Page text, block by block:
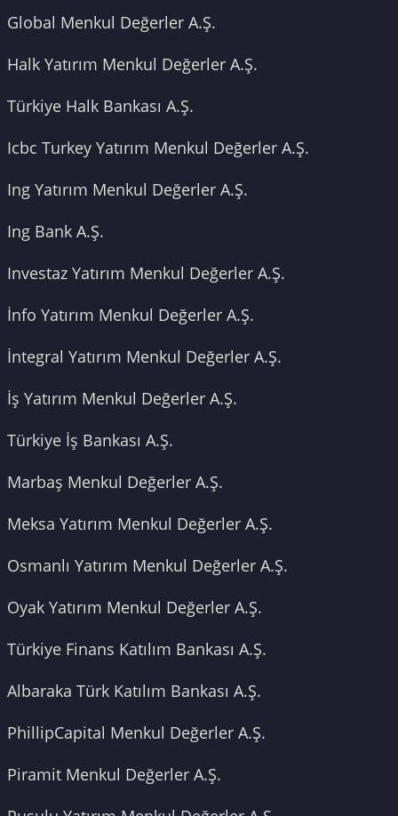
Global Menkul Değerler A.Ş.
Halk Yatırım Menkul Değerler A.Ş.
Türkiye Halk Bankası A.Ş.
Icbc Turkey Yatırım Menkul Değerler A.Ş.
Ing Yatırım Menkul Değerler A.Ş.
Ing Bank A.Ş.
Investaz Yatırım Menkul Değerler A.Ş.
İnfo Yatırım Menkul Değerler A.Ş.
İntegral Yatırım Menkul Değerler A.Ş.
İş Yatırım Menkul Değerler A.Ş.
Türkiye İş Bankası A.Ş.
Marbaş Menkul Değerler A.Ş.
Meksa Yatırım Menkul Değerler A.Ş.
Osmanlı Yatırım Menkul Değerler A.Ş.
Oyak Yatırım Menkul Değerler A.Ş.
Türkiye Finans Katılım Bankası A.Ş.
Albaraka Türk Katılım Bankası A.Ş.
PhillipCapital Menkul Değerler A.Ş.
Piramit Menkul Değerler A.Ş.